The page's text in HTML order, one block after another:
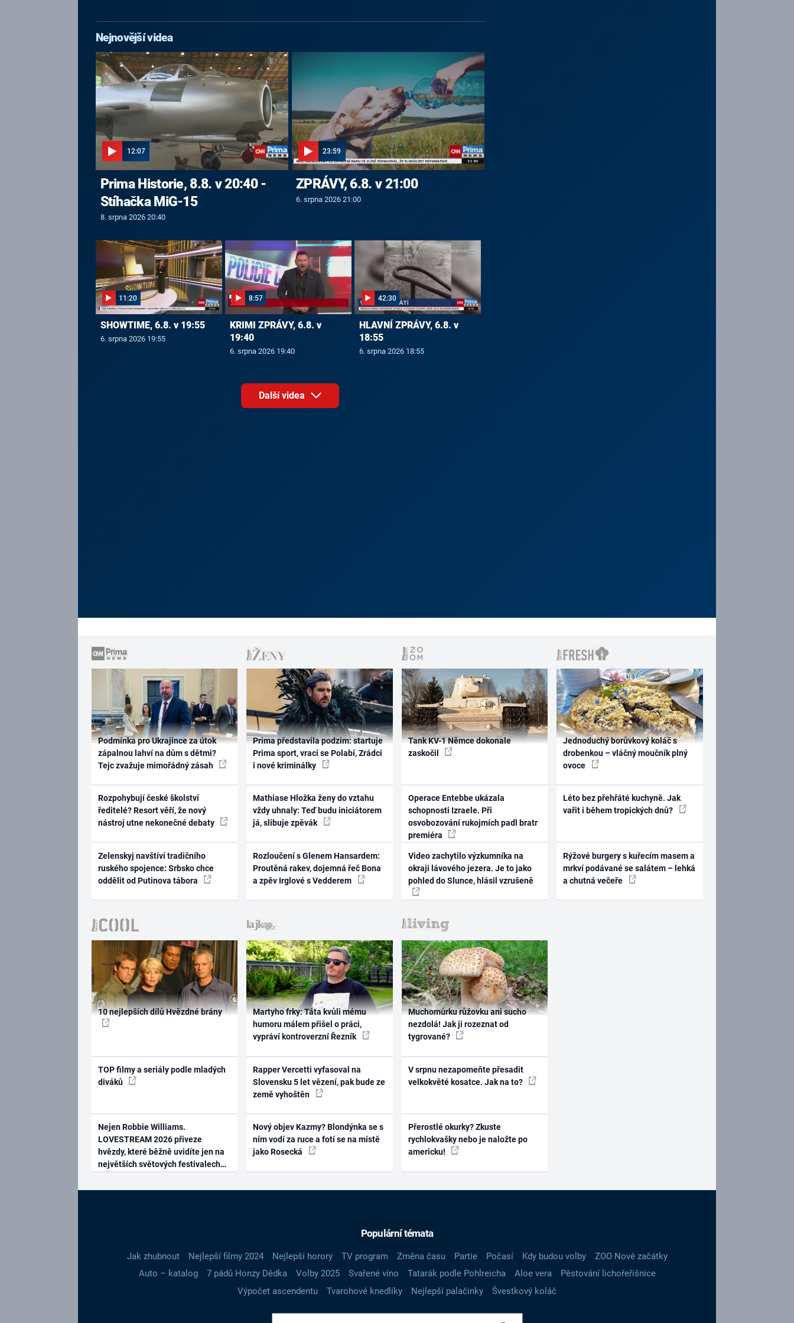
Nejnovější videa
12:07
Prima Historie, 8.8. v 20:40 -
Stíhačka MiG-15
8. srpna 2026 20:40
23:59
ZPRÁVY, 6.8. v 21:00
6. srpna 2026 21:00
11:20
SHOWTIME, 6.8. v 19:55
6. srpna 2026 19:55
8:57
KRIMI ZPRÁVY, 6.8. v
19:40
6. srpna 2026 19:40
42:30
HLAVNÍ ZPRÁVY, 6.8. v
18:55
6. srpna 2026 18:55
Další videa
Podmínka pro Ukrajince za útok
zápalnou lahví na dům s dětmi?
Tejc zvažuje mimořádný zásah
Rozpohybují české školství
ředitelé? Resort věří, že nový
nástroj utne nekonečné debaty
Zelenskyj navštíví tradičního
ruského spojence: Srbsko chce
oddělit od Putinova tábora
Prima představila podzim: startuje
Prima sport, vrací se Polabí, Zrádci
i nové kriminálky
Mathiase Hložka ženy do vztahu
vždy uhnaly: Teď budu iniciátorem
já, slibuje zpěvák
Rozloučení s Glenem Hansardem:
Proutěná rakev, dojemná řeč Bona
a zpěv Irglové s Vedderem
Tank KV-1 Němce dokonale
zaskočil
Operace Entebbe ukázala
schopnosti Izraele. Při
osvobozování rukojmích padl bratr
premiéra
Video zachytilo výzkumníka na
okraji lávového jezera. Je to jako
pohled do Slunce, hlásil vzrušeně
Jednoduchý borůvkový koláč s
drobenkou – vláčný moučník plný
ovoce
Léto bez přehřáté kuchyně. Jak
vařit i během tropických dnů?
Rýžové burgery s kuřecím masem a
mrkví podávané se salátem – lehká
a chutná večeře
10 nejlepších dílů Hvězdné brány
TOP filmy a seriály podle mladých
diváků
Nejen Robbie Williams.
LOVESTREAM 2026 přiveze
hvězdy, které běžně uvidíte jen na
největších světových festivalech
Martyho frky: Táta kvůli mému
humoru málem přišel o práci,
vypráví kontroverzní Řezník
Rapper Vercetti vyfasoval na
Slovensku 5 let vězení, pak bude ze
země vyhoštěn
Nový objev Kazmy? Blondýnka se s
ním vodí za ruce a fotí se na místě
jako Rosecká
Muchomůrku růžovku ani sucho
nezdolá! Jak ji rozeznat od
tygrované?
V srpnu nezapomeňte přesadit
velkokvěté kosatce. Jak na to?
Přerostlé okurky? Zkuste
rychlokvašky nebo je naložte po
americku!
Populární témata
Jak zhubnout Nejlepší filmy 2024 Nejlepší horory TV program Změna času Partie Počasí Kdy budou volby
ZOO Nové začátky
Auto – katalog
7 pádů Honzy Dědka Volby 2025 Svařené víno Tatarák podle Pohlreicha Aloe vera
Pěstování lichořeřišnice
Výpočet ascendentu
Tvarohové knedlíky Nejlepší palačinky Švestkový koláč